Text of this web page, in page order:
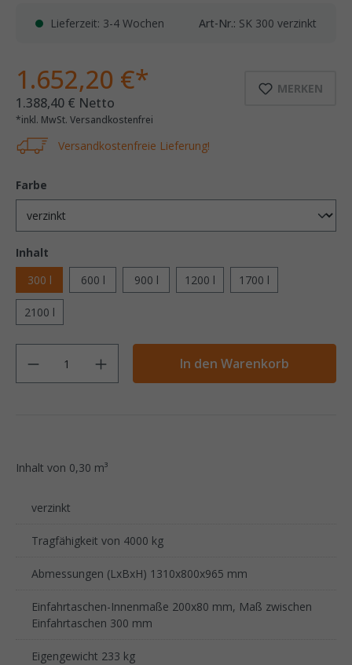
Lieferzeit: 3-4 Wochen Art-Nr.: SK 300 verzinkt
MERKEN
1.652,20 €*
1.388,40 € Netto
*inkl. MwSt. Versandkostenfrei
Versandkostenfreie Lieferung!
Farbe
Inhalt
300 l
600 l 900 l 1200 l 1700 l
2100 l
Anzahl
In den Warenkorb
Inhalt von 0,30 m³
verzinkt
Tragfähigkeit von 4000 kg
Abmessungen (LxBxH) 1310x800x965 mm
Einfahrtaschen-Innenmaße 200x80 mm, Maß zwischen
Einfahrtaschen 300 mm
Eigengewicht 233 kg